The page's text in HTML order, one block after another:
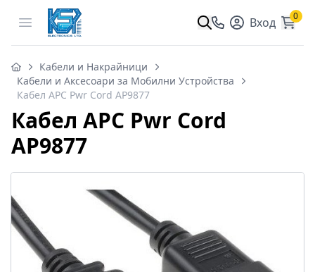
Open menu Вход 0
Кабели и Накрайници
Кабели и Аксесоари за Мобилни Устройства
Кабел APC Pwr Cord AP9877
Кабел APC Pwr Cord
AP9877